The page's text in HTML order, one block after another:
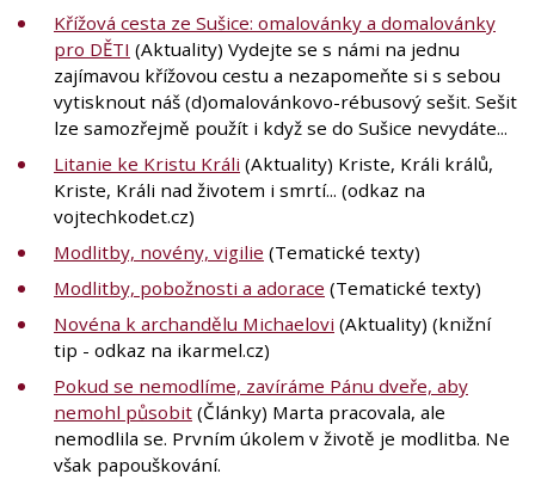
Křížová cesta ze Sušice: omalovánky a domalovánky
pro DĚTI (Aktuality) Vydejte se s námi na jednu
zajímavou křížovou cestu a nezapomeňte si s sebou
vytisknout náš (d)omalovánkovo-rébusový sešit. Sešit
lze samozřejmě použít i když se do Sušice nevydáte...
Litanie ke Kristu Králi (Aktuality) Kriste, Králi králů,
Kriste, Králi nad životem i smrtí... (odkaz na
vojtechkodet.cz)
Modlitby, novény, vigilie (Tematické texty)
Modlitby, pobožnosti a adorace (Tematické texty)
Novéna k archandělu Michaelovi (Aktuality) (knižní
tip - odkaz na ikarmel.cz)
Pokud se nemodlíme, zavíráme Pánu dveře, aby
nemohl působit (Články) Marta pracovala, ale
nemodlila se. Prvním úkolem v životě je modlitba. Ne
však papouškování.